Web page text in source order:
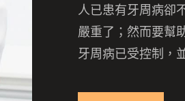
人已患有牙周病卻
嚴重了； 然而要幫
牙周病已受控制，